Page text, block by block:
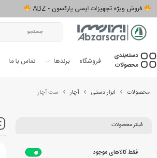
فروش ویژه تجهیزات ایمنی پارکسون - ABZ
دسته‌بندی‌
محصولات
فروشگاه برندها تماس با ما
محصولات ابزار دستی آچار ست آچار
فیلتر محصولات
فقط کالاهای موجود